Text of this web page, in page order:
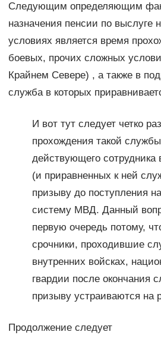
Следующим определяющим
назначения пенсии по выслуге
условиях является время
боевых, прочих сложных
Крайнем Севере) , а также в
служба в которых
И вот тут следует четко
прохождения такой
действующего сотрудника
(и приравненных к ней
призыву до поступления
систему МВД. Данный
первую очередь потому,
срочники, проходившие
внутренних войсках,
гвардии после окончания
призыву устраиваются на
Продолжение следует